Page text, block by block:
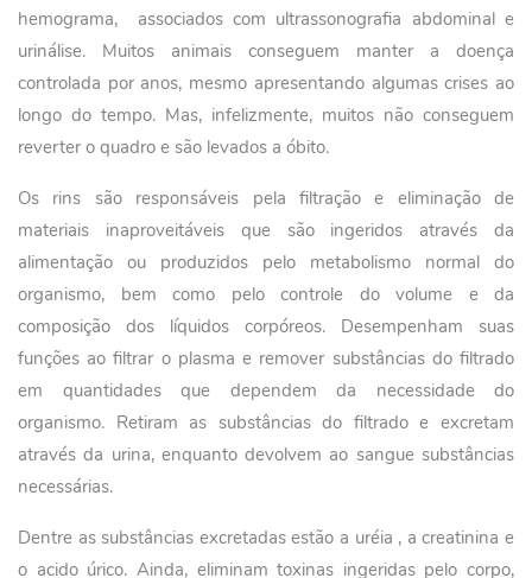
hemograma, associados com ultrassonografia abdominal e
urinálise. Muitos animais conseguem manter a doença
controlada por anos, mesmo apresentando algumas crises ao
longo do tempo. Mas, infelizmente, muitos não conseguem
reverter o quadro e são levados a óbito.
Os rins são responsáveis pela filtração e eliminação de
materiais inaproveitáveis que são ingeridos através da
alimentação ou produzidos pelo metabolismo normal do
organismo, bem como pelo controle do volume e da
composição dos líquidos corpóreos. Desempenham suas
funções ao filtrar o plasma e remover substâncias do filtrado
em quantidades que dependem da necessidade do
organismo. Retiram as substâncias do filtrado e excretam
através da urina, enquanto devolvem ao sangue substâncias
necessárias.
Dentre as substâncias excretadas estão a uréia , a creatinina e
o acido úrico. Ainda, eliminam toxinas ingeridas pelo corpo,